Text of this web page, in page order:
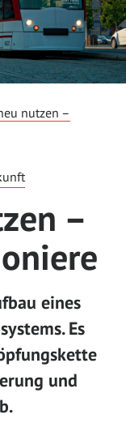
nutzen –
–
eines
Es
und